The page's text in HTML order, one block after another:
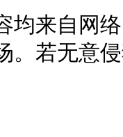
均来自网
。若无意